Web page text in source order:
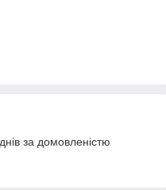
за домовленістю